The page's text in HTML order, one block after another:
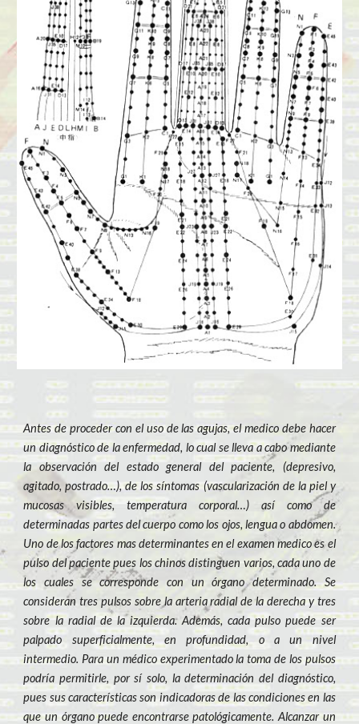
Antes de proceder con el uso de las agujas, el medico debe hacer
un diagnóstico de la enfermedad, lo cual se lleva a cabo mediante
la observación del estado general del paciente, (depresivo,
agitado, postrado…), de los síntomas (vascularización de la piel y
mucosas visibles, temperatura corporal…) así como de
determinadas partes del cuerpo como los ojos, lengua o abdomen.
Uno de los factores mas determinantes en el examen medico es el
pulso del paciente pues los chinos distinguen varios, cada uno de
los cuales se corresponde con un órgano determinado. Se
consideran tres pulsos sobre la arteria radial de la derecha y tres
sobre la radial de la izquierda. Además, cada pulso puede ser
palpado superficialmente, en profundidad, o a un nivel
intermedio. Para un médico experimentado la toma de los pulsos
podría permitirle, por sí solo, la determinación del diagnóstico,
pues sus características son indicadoras de las condiciones en las
que un órgano puede encontrarse patológicamente. Alcanzar un